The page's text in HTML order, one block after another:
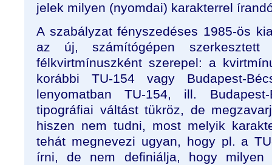
jelek milyen (nyomdai) karakterrel
A szabályzat fényszedéses 1985-ös
az új, számítógépen szerkesztett
félkvirtmínuszként szerepel: a
korábbi TU-154 vagy Budapest-
lenyomatban TU-154, ill.
tipográfiai váltást tükröz, de
hiszen nem tudni, most melyik
tehát megnevezi ugyan, hogy pl. a
írni, de nem definiálja, hogy milyen